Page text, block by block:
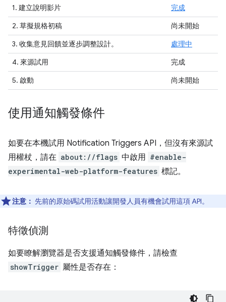
1. 建立說明影片
完成
2. 草擬規格初稿
尚未開始
3. 收集意見回饋並逐步調整設計。
處理中
4. 來源試用
完成
5. 啟動
尚未開始
使用通知觸發條件
如要在本機試用 Notification Triggers API，但沒有來源試
用權杖，請在 about://flags 中啟用 #enable-
experimental-web-platform-features 標記。
注意： 先前的原始碼試用活動讓開發人員有機會試用這項 API。
特徵偵測
如要瞭解瀏覽器是否支援通知觸發條件，請檢查
showTrigger 屬性是否存在：